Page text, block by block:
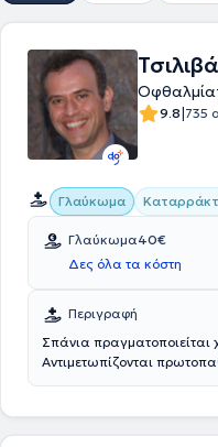
9.8|735
Γλαύκωμα
Γλαύκωμα40€
Δες όλα τα κόστη
Περιγραφή
Σπάνια
Αντιμετωπίζονται